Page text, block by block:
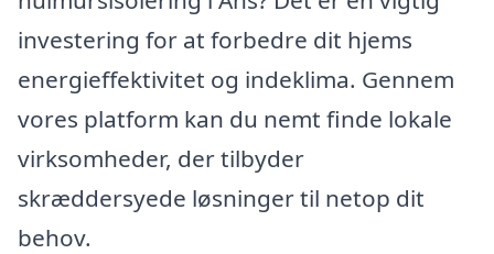
investering for at forbedre dit hjems
energieffektivitet og indeklima. Gennem
vores platform kan du nemt finde lokale
virksomheder, der tilbyder
skræddersyede løsninger til netop dit
behov.